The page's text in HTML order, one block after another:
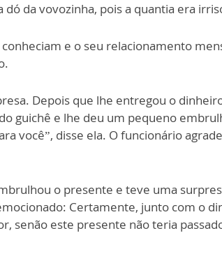
dó da vovozinha, pois a quantia era
e o seu relacionamento
Depois que lhe entregou o
guichê e lhe deu um pequeno
você”, disse ela. O funcionário
o presente e teve uma
Certamente, junto com o
senão este presente não teria